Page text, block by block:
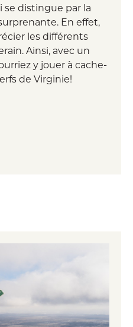
distingue par la
En effet,
les différents
Ainsi, avec un
y jouer à cache-
de Virginie!